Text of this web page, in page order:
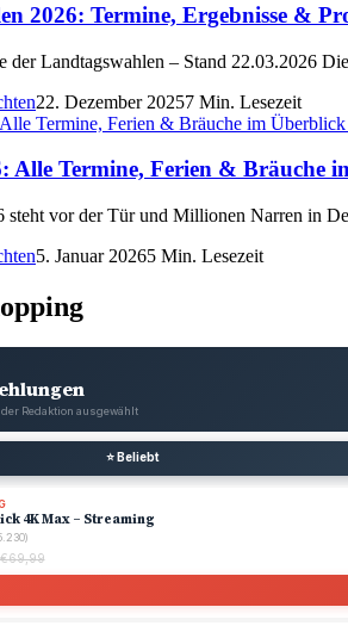
2026: Termine, Ergebnisse &
der Landtagswahlen – Stand 22.03.2026
22. Dezember 20257 Min. Lesezeit
Alle Termine, Ferien & Bräuche
steht vor der Tür und Millionen Narren in
5. Januar 20265 Min. Lesezeit
der Redaktion ausgewählt
⭐ Beliebt
4K Max – Streaming
€69,99